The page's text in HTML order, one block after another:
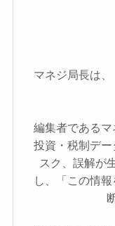
マネジ局長は
編集者であるマ
投資・税制デ
スク、誤解が
し、「この情